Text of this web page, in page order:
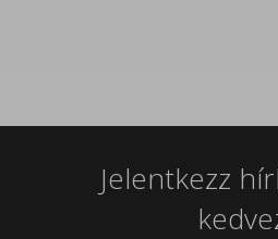
Jelentkezz